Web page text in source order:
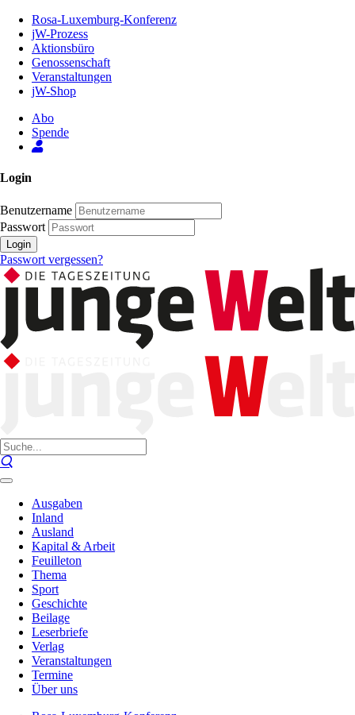
Inhalt
Seite
Rosa-Luxemburg-Konferenz
jW-Prozess
Aktionsbüro
Genossenschaft
Veranstaltungen
jW-Shop
Abo
Spende
Login
Benutzername
Passwort
Login
Passwort vergessen?
Ausgaben
Inland
Ausland
Kapital & Arbeit
Feuilleton
Thema
Sport
Geschichte
Beilage
Leserbriefe
Verlag
Veranstaltungen
Termine
Über uns